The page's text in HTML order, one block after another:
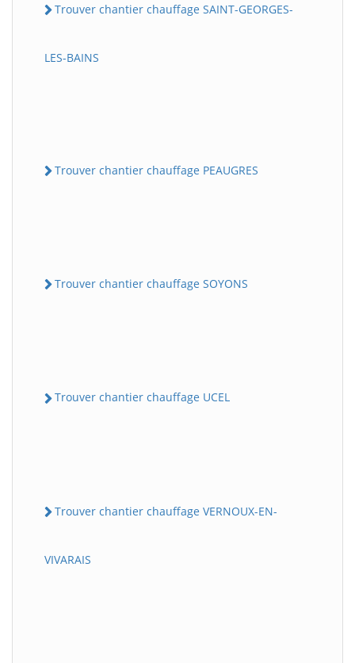
Trouver chantier chauffage SAINT-GEORGES-
LES-BAINS
Trouver chantier chauffage PEAUGRES
Trouver chantier chauffage SOYONS
Trouver chantier chauffage UCEL
Trouver chantier chauffage VERNOUX-EN-
VIVARAIS